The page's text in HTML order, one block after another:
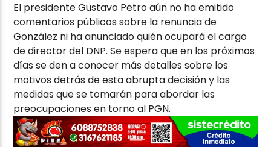
El presidente Gustavo Petro aún no ha emitido
comentarios públicos sobre la renuncia de
González ni ha anunciado quién ocupará el cargo
de director del DNP. Se espera que en los próximos
días se den a conocer más detalles sobre los
motivos detrás de esta abrupta decisión y las
medidas que se tomarán para abordar las
preocupaciones en torno al PGN.